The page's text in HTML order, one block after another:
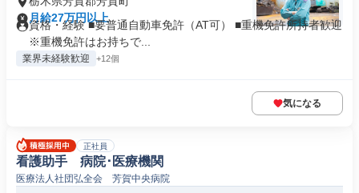
月給27万円以上
資格・経験 ■要普通自動車免許（AT可） ■重機免許所持者歓迎
※重機免許はお持ちで...
業界未経験歓迎 +12個
気になる
正社員
看護助手 病院･医療機関
医療法人社団弘全会 芳賀中央病院